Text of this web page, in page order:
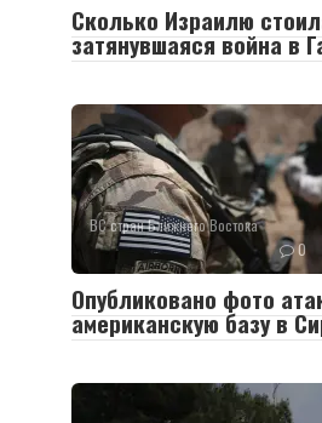
Сколько Израилю
затянувшаяся война в
ВС стран Ближнего Востока
0
Опубликовано фото
американскую базу в